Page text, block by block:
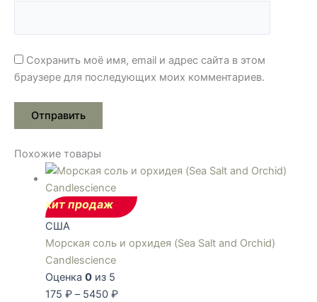
Сохранить моё имя, email и адрес сайта в этом
браузере для последующих моих комментариев.
Похожие товары
хит продаж
США
Морская соль и орхидея (Sea Salt and Orchid)
Candlescience
Оценка 0из 5
175 ₽ – 5450 ₽